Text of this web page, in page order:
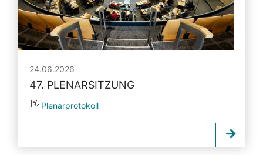
24.06.2026
47. PLENARSITZUNG
Plenarprotokoll